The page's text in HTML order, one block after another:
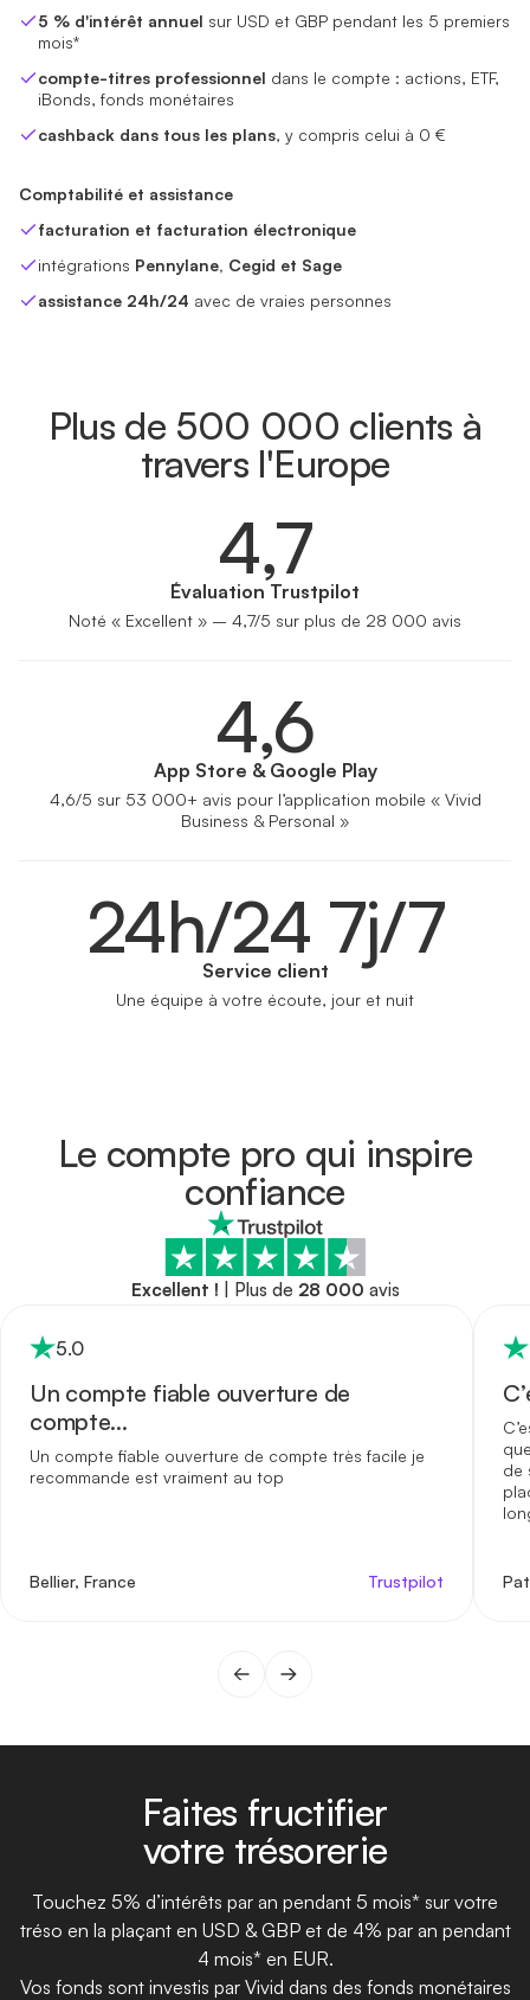
5 % d'intérêt annuel sur USD et GBP pendant les 5 premiers
mois*
compte-titres professionnel dans le compte : actions, ETF,
iBonds, fonds monétaires
cashback dans tous les plans, y compris celui à 0 €
Comptabilité et assistance
facturation et facturation électronique
intégrations Pennylane, Cegid et Sage
assistance 24h/24 avec de vraies personnes
Plus de 500 000 clients à
travers l'Europe
4,7
Évaluation Trustpilot
Noté « Excellent » – 4,7/5 sur plus de 28 000 avis
4,6
App Store & Google Play
4,6/5 sur 53 000+ avis pour l’application mobile « Vivid
Business & Personal »
24h/24 7j/7
Service client
Une équipe à votre écoute, jour et nuit
Le compte pro qui inspire
confiance
Excellent ! Plus de 28 000 avis
5.0
Un compte fiable ouverture de
compte…
Un compte fiable ouverture de compte très facile je
recommande est vraiment au top
Bellier, France Trustpilot
de
Faites fructifier
votre trésorerie
Touchez 5% d’intérêts par an pendant 5 mois* sur votre
tréso en la plaçant en USD & GBP et de 4% par an pendant
4 mois* en EUR.
Vos fonds sont investis par Vivid dans des fonds monétaires